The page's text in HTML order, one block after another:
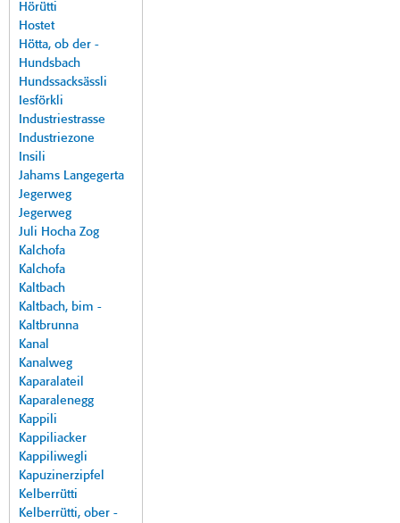
Hörütti
Hostet
Hötta, ob der -
Hundsbach
Hundssacksässli
Iesförkli
Industriestrasse
Industriezone
Insili
Jahams Langegerta
Jegerweg
Jegerweg
Juli Hocha Zog
Kalchofa
Kalchofa
Kaltbach
Kaltbach, bim -
Kaltbrunna
Kanal
Kanalweg
Kaparalateil
Kaparalenegg
Kappili
Kappiliacker
Kappiliwegli
Kapuzinerzipfel
Kelberrütti
Kelberrütti, ober -